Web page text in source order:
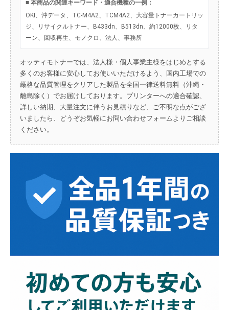
■ 本商品の関連キーワード・適合機種の一例：
OKI、沖データ、TC-M4A2、TCM4A2、大容量トナーカートリッ
ジ、リサイクルトナー、B433dn、B513dn、約12000枚、リタ
ーン、回収再生、モノクロ、法人、事務所
オッティモトナーでは、法人様・個人事業主様をはじめとする
多くのお客様に安心してお使いいただけるよう、国内工場での
厳格な品質管理をクリアした製品を全国一律送料無料（沖縄・
離島除く）でお届けしております。プリンターへの適合確認、
詳しい納期、大量注文に伴うお見積りなど、ご不明な点がござ
いましたら、どうぞお気軽にお問い合わせフォームよりご相談
ください。